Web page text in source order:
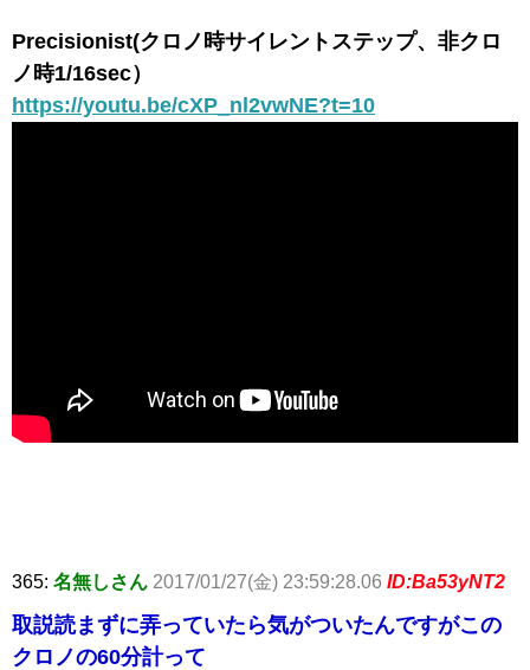
Precisionist(クロノ時サイレントステップ、非クロ
ノ時1/16sec）
https://youtu.be/cXP_nl2vwNE?t=10
365: 名無しさん 2017/01/27(金) 23:59:28.06 ID:Ba53yNT2
取説読まずに弄っていたら気がついたんですがこの
クロノの60分計って